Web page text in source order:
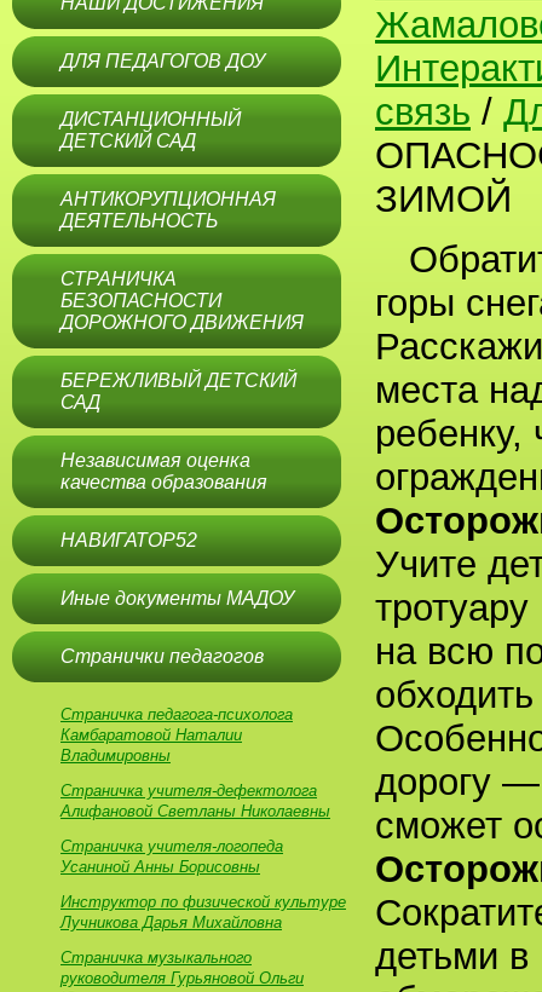
ДЛЯ ПЕДАГОГОВ ДОУ
ДИСТАНЦИОННЫЙ
ДЕТСКИЙ САД
АНТИКОРУПЦИОННАЯ
ДЕЯТЕЛЬНОСТЬ
СТРАНИЧКА
БЕЗОПАСНОСТИ
ДОРОЖНОГО ДВИЖЕНИЯ
БЕРЕЖЛИВЫЙ ДЕТСКИЙ
САД
Независимая оценка
качества образования
НАВИГАТОР52
Иные документы МАДОУ
Странички педагогов
Страничка педагога-психолога
Камбаратовой Наталии
Владимировны
Страничка учителя-дефектолога
Алифановой Светланы Николаевны
Страничка учителя-логопеда
Усаниной Анны Борисовны
Инструктор по физической культуре
Лучникова Дарья Михайловна
Страничка музыкального
руководителя Гурьяновой Ольги
связь /
ЗИМОЙ
горы
места
ребенку,
Учите
на всю
дорогу
сможет
детьми в